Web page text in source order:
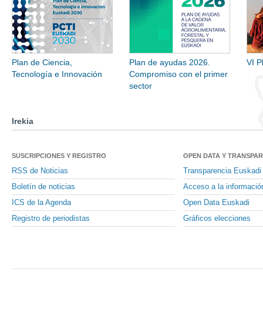
Plan de Ciencia,
Tecnología e Innovación
Plan de ayudas 2026.
Compromiso con el primer
sector
VI
Irekia
SUSCRIPCIONES Y REGISTRO
RSS de Noticias
Boletín de noticias
ICS de la Agenda
Registro de periodistas
OPEN DATA Y
Transparencia Euskadi
Acceso a la
Open Data Euskadi
Gráficos elecciones